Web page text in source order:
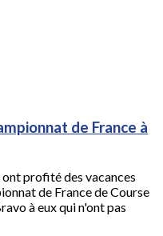
de France à
profité des vacances
de France de Course
à eux qui n'ont pas